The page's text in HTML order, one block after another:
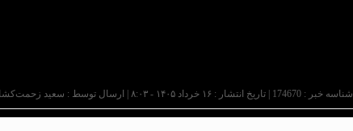
شناسه خبر : 174670 | تاریخ انتشار : ۱۶ خرداد ۱۴۰۵ - ۸:۰۳ | ارسال توسط : سعید